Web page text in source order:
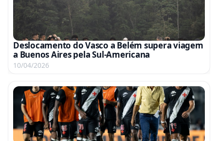
Deslocamento do Vasco a Belém supera viagem
a Buenos Aires pela Sul-Americana
10/04/2026